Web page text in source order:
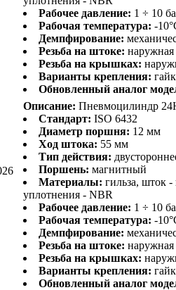
Рабочее давление: 1 ÷ 10
Рабочая температура: -
Демпфирование:
Резьба на штоке:
Резьба на крышках:
Варианты крепления:
Обновленный аналог
Описание: Пневмоцилиндр
Стандарт: ISO 6432
Диаметр поршня: 12 мм
Ход штока: 55 мм
Тип действия:
Поршень: магнитный
Материалы: гильза, шток
уплотнения - NBR
Рабочее давление: 1 ÷ 10
Рабочая температура: -
Демпфирование:
Резьба на штоке:
Резьба на крышках:
Варианты крепления:
Обновленный аналог